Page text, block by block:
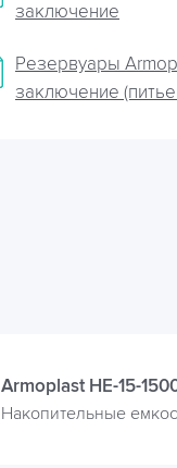
заключение
Резервуары
заключение
Armoplast HE-15-
Накопительные